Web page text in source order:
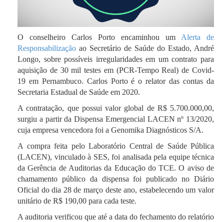
O conselheiro Carlos Porto encaminhou um Alerta de
Responsabilização ao Secretário de Saúde do Estado, André
Longo, sobre possíveis irregularidades em um contrato para
aquisição de 30 mil testes em (PCR-Tempo Real) de Covid-
19 em Pernambuco. Carlos Porto é o relator das contas da
Secretaria Estadual de Saúde em 2020.
A contratação, que possui valor global de R$ 5.700.000,00,
surgiu a partir da Dispensa Emergencial LACEN nº 13/2020,
cuja empresa vencedora foi a Genomika Diagnósticos S/A.
A compra feita pelo Laboratório Central de Saúde Pública
(LACEN), vinculado à SES, foi analisada pela equipe técnica
da Gerência de Auditorias da Educação do TCE. O aviso de
chamamento público da dispensa foi publicado no Diário
Oficial do dia 28 de março deste ano, estabelecendo um valor
unitário de R$ 190,00 para cada teste.
A auditoria verificou que até a data do fechamento do relatório